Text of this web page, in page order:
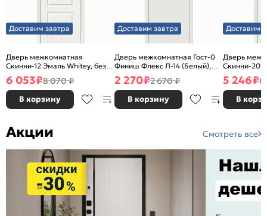
Доставим завтра
Дверь межкомнатная
Скинни-12 Эмаль Whitey, без
декора, глухая, без стекла,
без кромки, скиновая
6 053₽8 070 ₽
В корзину
Доставим завтра
Дверь межкомнатная Гост-0
Финиш Флекс Л-14 (Белый),
глухая, каркасно-щитовая
2 270₽2 670 ₽
В корзину
Доставим
Дверь
Скинни-20
декора,
без кромки,
5 246₽8
В
Акции Смотреть все